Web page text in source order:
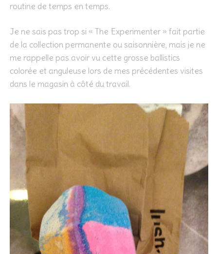
routine de temps en temps.
Je ne sais pas trop si « The Experimenter » fait partie
de la collection permanente ou saisonnière, mais je ne
me rappelle pas avoir vu cette grosse ballistics
colorée et anguleuse lors de mes précédentes visites
dans le magasin à côté du travail.